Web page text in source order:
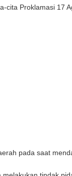
Proklamasi 17
pada saat